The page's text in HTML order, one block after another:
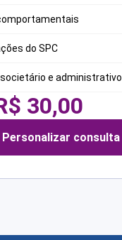
do SPC
e administrativo
30,00
Personalizar consulta